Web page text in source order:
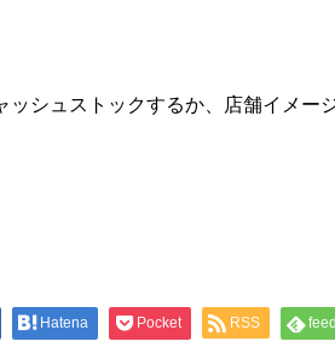
グランドクローズ
ッシュストックするか、店舗イメ
Hatena Pocket RSS